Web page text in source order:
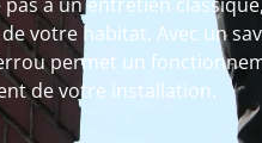
votre habitat. Avec un
permet un
de votre installation.